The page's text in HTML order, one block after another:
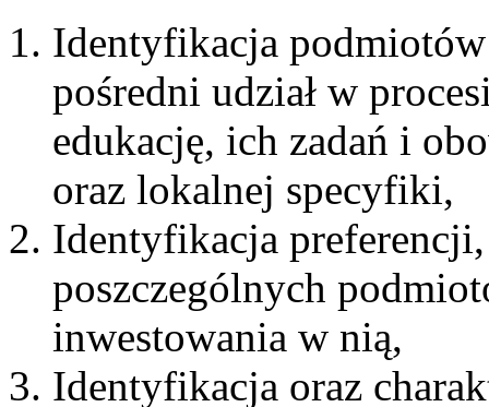
Identyfikacja
pośredni udział w
edukację, ich zadań i
oraz lokalnej specyfiki,
Identyfikacja
poszczególnych
inwestowania w nią,
Identyfikacja oraz